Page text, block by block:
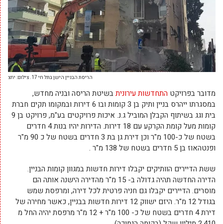
הריסת הבניין הישן בתל חי 17. צילום: יחצ
מדובר בפרויקט התחדשות עירוניתבשיטת הריסה ובניה מחדש,
במסגרתו ייהרס בניין ותיק בן 3 קומות ובו 6 דירות ובמקומו תקים חברת
בית וגג בשיתוף הקבלן המוביל ג.נ. איכות פרויקטים בע"מ, פרויקט בן 9
קומות מעל קומת הקרקע עם 18 דירות. הדירות יהיו בנות 4 חדרים
בשטח של כ-100 מ"ר וכן דירת גן בת 3 חדרים בשטח של כ 90 מ"ר
ופנטהאוז בן 5 חדרים בשטח של 138 מ"ר .
ששת הדיירים הוותיקים יקבלו דירות חדשות במגוון קומות הבניין.
הדירה החדשה תהיה גדולה ב- 15 מ"ר מהדירה הישנה אותה הם
מוסרים. הדיירים יקבלו גם חניה פרטית לכל דירה, ומרפסת שמש
בגודל 12 מ"ר. היזם ישווק 12 דירות חדשות בבניין, כאשר מחירה של
דירת 4 חדרים בשטח של כ- 100 מ"ר + 12 מ"ר מרפסת יהיה החל מ